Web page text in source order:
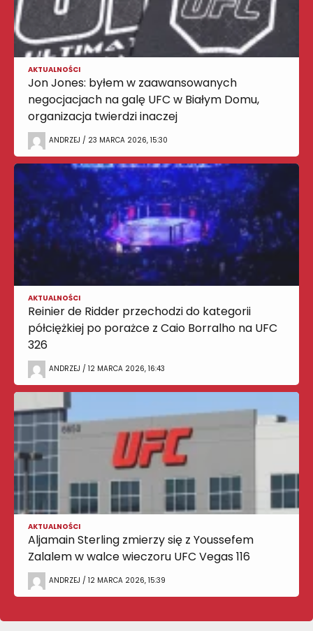
AKTUALNOŚCI
Jon Jones: byłem w zaawansowanych
negocjacjach na galę UFC w Białym Domu,
organizacja twierdzi inaczej
ANDRZEJ / 23 MARCA 2026, 15:30
AKTUALNOŚCI
Reinier de Ridder przechodzi do kategorii
półciężkiej po porażce z Caio Borralho na UFC
326
ANDRZEJ / 12 MARCA 2026, 16:43
AKTUALNOŚCI
Aljamain Sterling zmierzy się z Youssefem
Zalalem w walce wieczoru UFC Vegas 116
ANDRZEJ / 12 MARCA 2026, 15:39